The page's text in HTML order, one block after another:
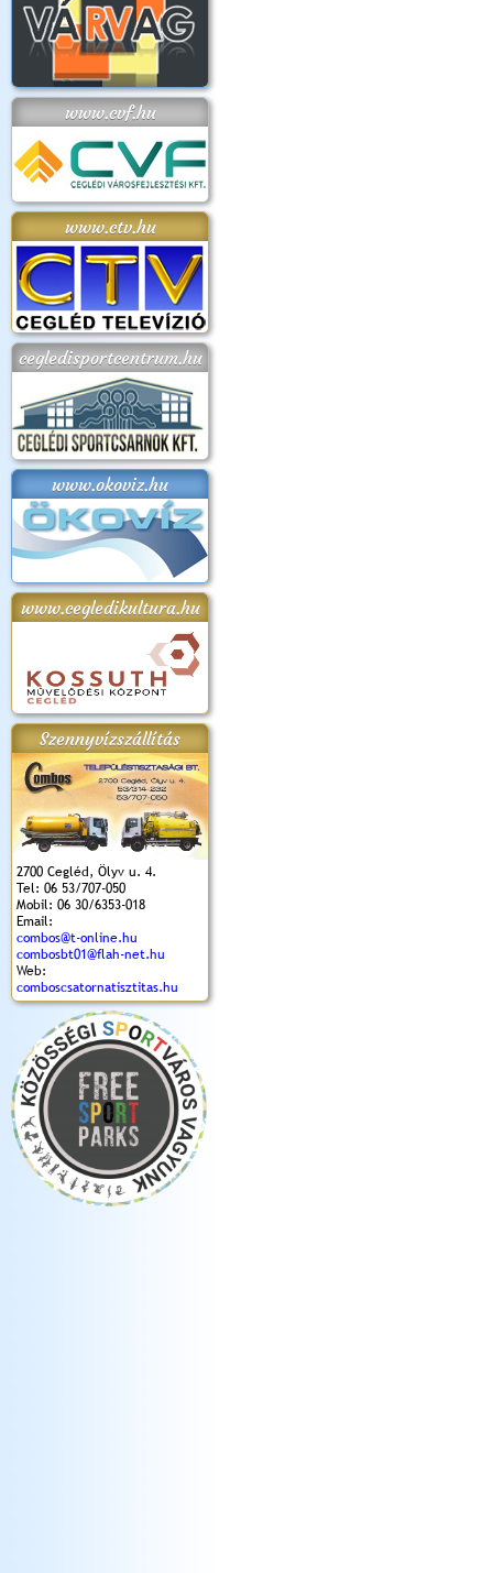
www.cvf.hu
www.ctv.hu
cegledisportcentrum.hu
www.okoviz.hu
www.cegledikultura.hu
Szennyvízszállítás
2700 Cegléd, Ölyv u. 4.
Tel: 06 53/707-050
Mobil: 06 30/6353-018
Email:
combos@t-online.hu
combosbt01@flah-net.hu
Web:
comboscsatornatisztitas.hu
2018.
Kossuth Toborzó
Ünnepély
Szent István Ünnepe
(2017. 08. 20.)